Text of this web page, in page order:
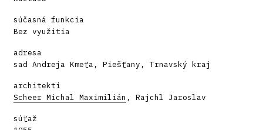
súčasná funkcia
Bez využitia
adresa
sad Andreja Kmeťa, Piešťany, Trnavský kraj
architekti
Scheer Michal Maximilián , Rajchl Jaroslav
súťaž